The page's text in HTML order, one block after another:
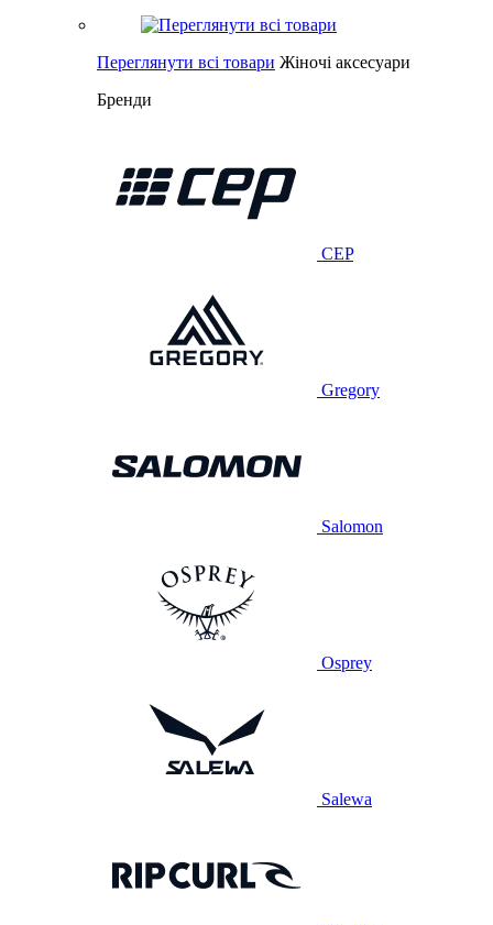
Переглянути всі товари Жіночі аксесуари
Бренди
CEP
Gregory
Salomon
Osprey
Salewa